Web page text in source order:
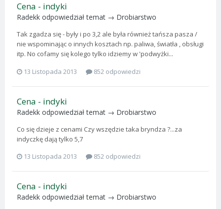
Cena - indyki
Radekk odpowiedział temat → Drobiarstwo
Tak zgadza się - były i po 3,2 ale była również tańsza pasza /
nie wspominając o innych kosztach np. paliwa, światła , obsługi
itp. No cofamy się kolego tylko idziemy w 'podwyżki...
13 Listopada 2013
852 odpowiedzi
Cena - indyki
Radekk odpowiedział temat → Drobiarstwo
Co się dzieje z cenami Czy wszędzie taka bryndza ?...za
indyczkę dają tylko 5,7
13 Listopada 2013
852 odpowiedzi
Cena - indyki
Radekk odpowiedział temat → Drobiarstwo